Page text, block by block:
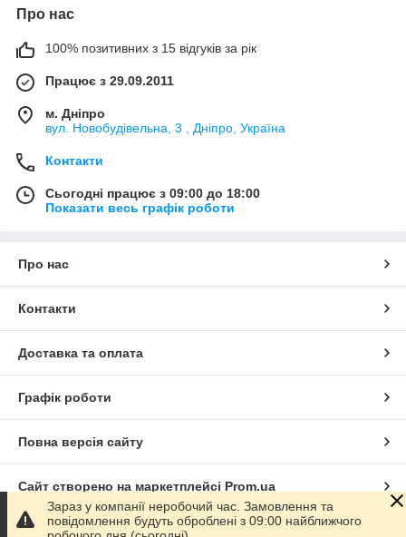
Про нас
100% позитивних з 15 відгуків за рік
Працює з 29.09.2011
м. Дніпро
вул. Новобудівельна, 3 , Дніпро, Україна
Контакти
Сьогодні працює з 09:00 до 18:00
Показати весь графік роботи
Про нас
Контакти
Доставка та оплата
Графік роботи
Повна версія сайту
Сайт створено на маркетплейсі Prom.ua
Політика конфіденційності
Зараз у компанії неробочий час. Замовлення та
повідомлення будуть оброблені з 09:00 найближчого